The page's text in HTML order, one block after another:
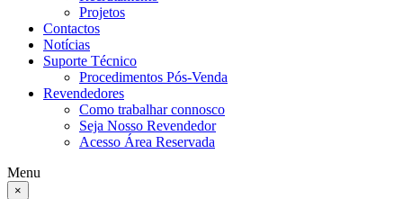
Projetos
Contactos
Notícias
Suporte Técnico
Procedimentos Pós-Venda
Revendedores
Como trabalhar connosco
Seja Nosso Revendedor
Acesso Área Reservada
Menu
×